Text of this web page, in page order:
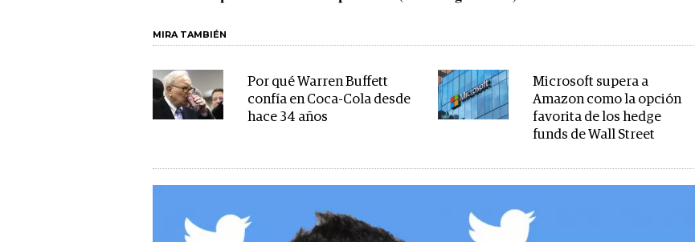
MIRA TAMBIÉN
Por qué Warren Buffett
confía en Coca-Cola desde
hace 34 años
Microsoft supera a
Amazon como la opción
favorita de los hedge
funds de Wall Street